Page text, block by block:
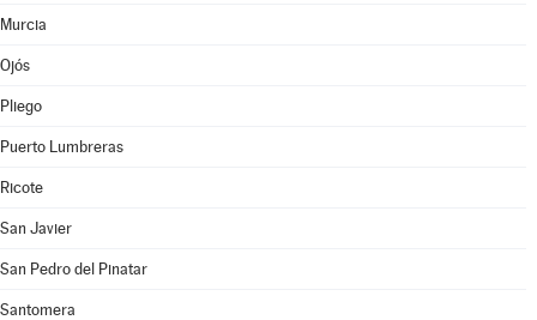
Murcia
Ojós
Pliego
Puerto Lumbreras
Ricote
San Javier
San Pedro del Pinatar
Santomera